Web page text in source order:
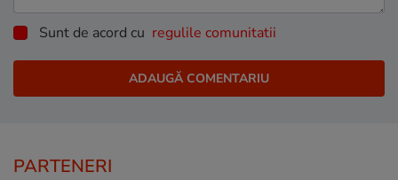
Sunt de acord cu regulile comunitatii
PARTENERI